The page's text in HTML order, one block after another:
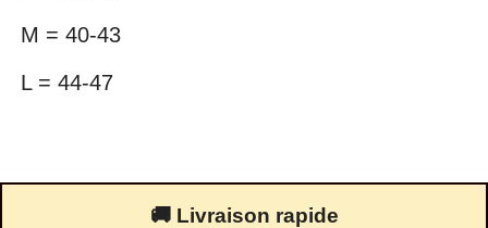
M = 40-43
L = 44-47
🚚 Livraison rapide